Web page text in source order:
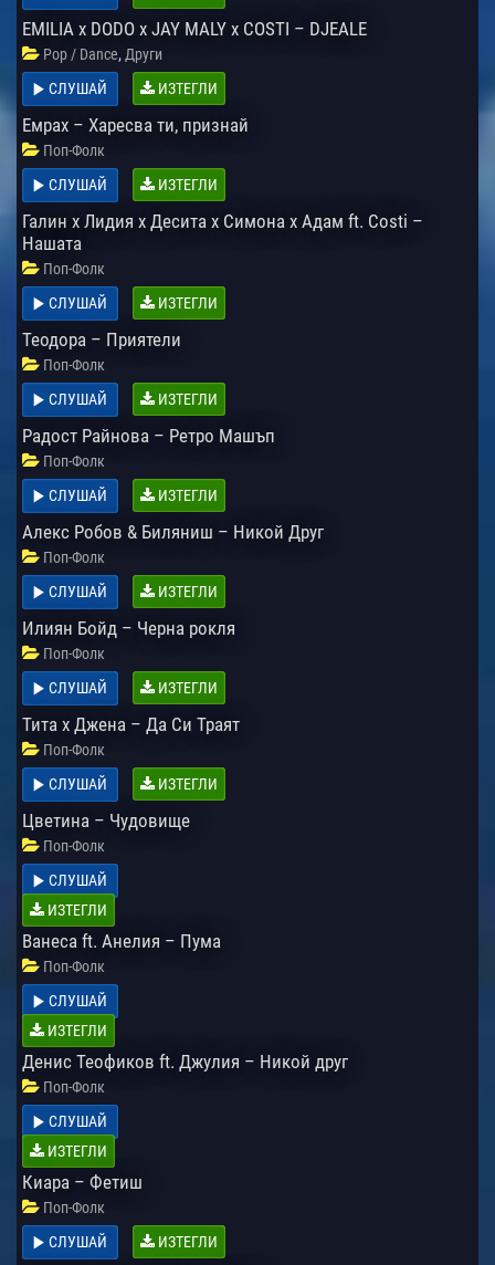
EMILIA x DODO x JAY MALY x COSTI – DJEALE
Pop / Dance, Други
СЛУШАЙ
ИЗТЕГЛИ
Емрах – Харесва ти, признай
Поп-Фолк
СЛУШАЙ
ИЗТЕГЛИ
Галин x Лидия x Десита x Симона x Адам ft. Costi –
Нашата
Поп-Фолк
СЛУШАЙ
ИЗТЕГЛИ
Теодора – Приятели
Поп-Фолк
СЛУШАЙ
ИЗТЕГЛИ
Радост Райнова – Ретро Машъп
Поп-Фолк
СЛУШАЙ
ИЗТЕГЛИ
Алекс Робов & Биляниш – Никой Друг
Поп-Фолк
СЛУШАЙ
ИЗТЕГЛИ
Илиян Бойд – Черна рокля
Поп-Фолк
СЛУШАЙ
ИЗТЕГЛИ
Тита x Джена – Да Си Траят
Поп-Фолк
СЛУШАЙ
ИЗТЕГЛИ
Цветина – Чудовище
Поп-Фолк
СЛУШАЙ
ИЗТЕГЛИ
Ванеса ft. Анелия – Пума
Поп-Фолк
СЛУШАЙ
ИЗТЕГЛИ
Денис Теофиков ft. Джулия – Никой друг
Поп-Фолк
СЛУШАЙ
ИЗТЕГЛИ
Киара – Фетиш
Поп-Фолк
СЛУШАЙ
ИЗТЕГЛИ